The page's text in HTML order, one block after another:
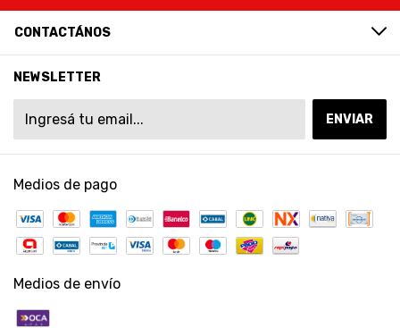
CONTACTÁNOS
NEWSLETTER
Medios de pago
Medios de envío